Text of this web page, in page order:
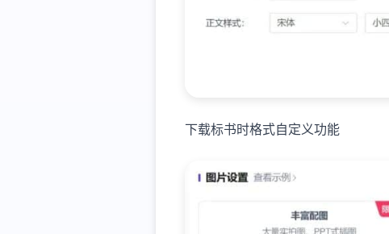
下载标书时格式自定义功能